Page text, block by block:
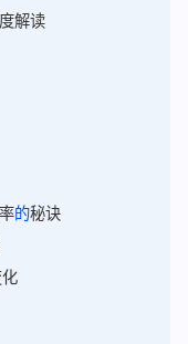
解读
的秘诀